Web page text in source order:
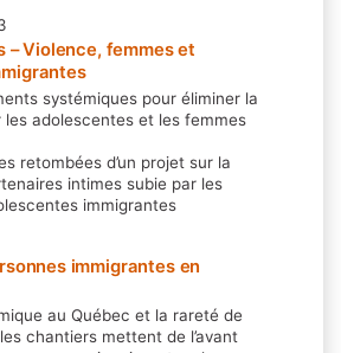
– Violence, femmes et
systémiques pour éliminer la
les adolescentes et les femmes
retombées d’un projet sur la
intimes subie par les
immigrantes
immigrantes en
au Québec et la rareté de
chantiers mettent de l’avant